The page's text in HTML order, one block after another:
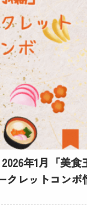
年1月「美食
レットコンボ